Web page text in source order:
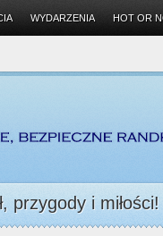
WYDARZENIA HOT OR
przygody i miłości!